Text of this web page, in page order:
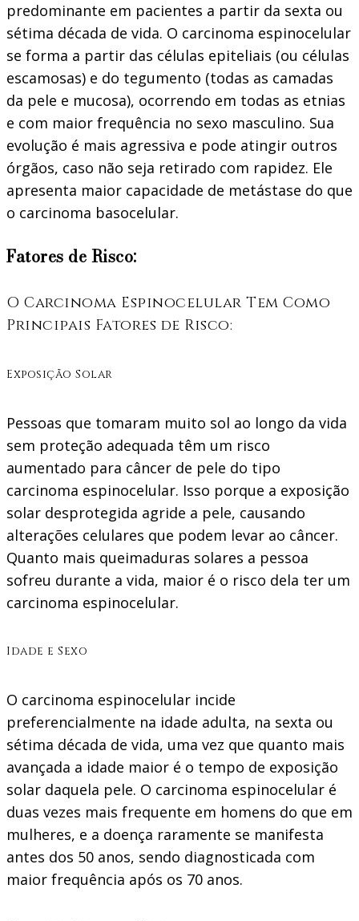
predominante em pacientes a partir da sexta ou
sétima década de vida. O carcinoma espinocelular
se forma a partir das células epiteliais (ou células
escamosas) e do tegumento (todas as camadas
da pele e mucosa), ocorrendo em todas as etnias
e com maior frequência no sexo masculino. Sua
evolução é mais agressiva e pode atingir outros
órgãos, caso não seja retirado com rapidez. Ele
apresenta maior capacidade de metástase do que
o carcinoma basocelular.
Fatores de Risco:
O Carcinoma Espinocelular Tem Como
Principais Fatores de Risco:
Exposição Solar
Pessoas que tomaram muito sol ao longo da vida
sem proteção adequada têm um risco
aumentado para câncer de pele do tipo
carcinoma espinocelular. Isso porque a exposição
solar desprotegida agride a pele, causando
alterações celulares que podem levar ao câncer.
Quanto mais queimaduras solares a pessoa
sofreu durante a vida, maior é o risco dela ter um
carcinoma espinocelular.
Idade e Sexo
O carcinoma espinocelular incide
preferencialmente na idade adulta, na sexta ou
sétima década de vida, uma vez que quanto mais
avançada a idade maior é o tempo de exposição
solar daquela pele. O carcinoma espinocelular é
duas vezes mais frequente em homens do que em
mulheres, e a doença raramente se manifesta
antes dos 50 anos, sendo diagnosticada com
maior frequência após os 70 anos.